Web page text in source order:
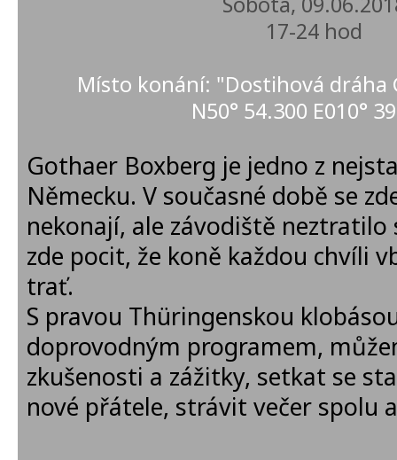
17-24 hod
Místo konání: "Dostihová dráha
N50° 54.300 E010°
Gothaer Boxberg je jedno z
Německu. V současné době se
nekonají, ale závodiště
zde pocit, že koně každou chvíli
trať.
S pravou Thüringenskou
doprovodným programem,
zkušenosti a zážitky, setkat se
nové přátele, strávit večer spolu